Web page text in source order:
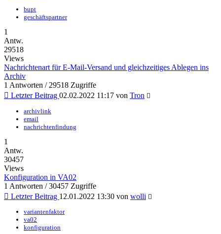
bupt
geschäftspartner
1
Antw.
29518
Views
Nachrichtenart für E-Mail-Versand und gleichzeitiges Ablegen ins
Archiv
1 Antworten / 29518 Zugriffe
Letzter Beitrag 02.02.2022 11:17 von Tron
archivlink
email
nachrichtenfindung
1
Antw.
30457
Views
Konfiguration in VA02
1 Antworten / 30457 Zugriffe
Letzter Beitrag 12.01.2022 13:30 von wolli
variantenfaktor
va02
konfiguration